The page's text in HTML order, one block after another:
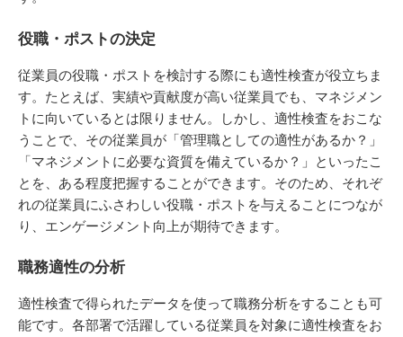
役職・ポストの決定
従業員の役職・ポストを検討する際にも適性検査が役立ちま
す。たとえば、実績や貢献度が高い従業員でも、マネジメン
トに向いているとは限りません。しかし、適性検査をおこな
うことで、その従業員が「管理職としての適性があるか？」
「マネジメントに必要な資質を備えているか？」といったこ
とを、ある程度把握することができます。そのため、それぞ
れの従業員にふさわしい役職・ポストを与えることにつなが
り、エンゲージメント向上が期待できます。
職務適性の分析
適性検査で得られたデータを使って職務分析をすることも可
能です。各部署で活躍している従業員を対象に適性検査をお